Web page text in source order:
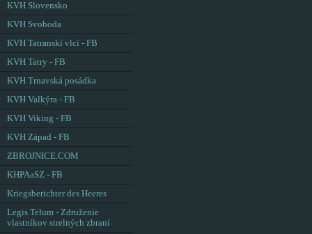
KVH Slovensko
KVH Svoboda
KVH Tatranskí vlci - FB
KVH Tatry - FB
KVH Trnavská posádka
KVH Valkýra - FB
KVH Viking - FB
KVH Západ - FB
ZBROJNICE.COM
KHPAaSZ - FB
Kriegsberichter des Heeres
Legis Telum - Združenie
vlastníkov strelných zbraní